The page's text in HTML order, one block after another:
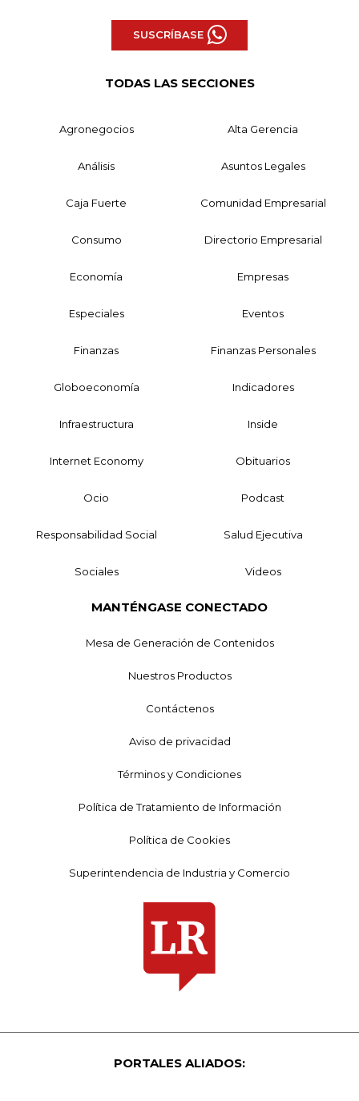
SUSCRÍBASE
TODAS LAS SECCIONES
Agronegocios Alta Gerencia
Análisis Asuntos Legales
Caja Fuerte Comunidad Empresarial
Consumo Directorio Empresarial
Economía Empresas
Especiales Eventos
Finanzas Finanzas Personales
Globoeconomía Indicadores
Infraestructura Inside
Internet Economy Obituarios
Ocio Podcast
Responsabilidad Social Salud Ejecutiva
Sociales Videos
MANTÉNGASE CONECTADO
Mesa de Generación de Contenidos
Nuestros Productos
Contáctenos
Aviso de privacidad
Términos y Condiciones
Política de Tratamiento de Información
Política de Cookies
Superintendencia de Industria y Comercio
PORTALES ALIADOS: